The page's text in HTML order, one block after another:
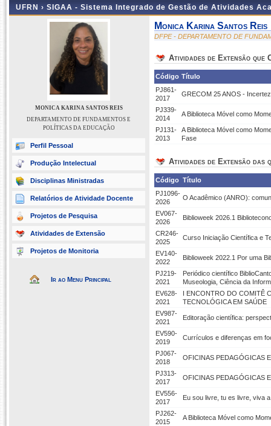
UFRN › SIGAA - Sistema Integrado de Gestão de Atividades
MONICA KARINA SANTOS REIS
DEPARTAMENTO DE FUNDAMENTOS E
POLÍTICAS DA EDUCAÇÃO
Perfil Pessoal
Produção Intelectual
Disciplinas Ministradas
Relatórios de Atividade Docente
Projetos de Pesquisa
Atividades de Extensão
Projetos de Monitoria
Ir ao Menu Principal
Monica Karina Santos Reis
DFPE - DEPARTAMENTO DE
Atividades de Extensão que
Código Título
PJ861-
2017
GRECOM 25 ANOS -
PJ339-
2014
A Biblioteca Móvel como
PJ131-
2013
A Biblioteca Móvel como
Fase
Atividades de Extensão das
Código Título
PJ1096-
2026
O Acadêmico (ANRO):
EV067-
2026
Biblioweek 2026.1
CR246-
2025
Curso Iniciação Científica e
EV140-
2022
Biblioweek 2022.1 Por uma
PJ219-
2021
Periódico científico
Museologia, Ciência da
EV628-
2021
I ENCONTRO DO COMITÊ
TECNOLÓGICA EM SAÚDE
EV987-
2021
Editoração científica:
EV590-
2019
Currículos e diferenças em
PJ067-
2018
OFICINAS PEDAGÓGICAS
PJ313-
2017
OFICINAS PEDAGÓGICAS
EV556-
2017
Eu sou livre, tu es livre, viva
PJ262-
2015
A Biblioteca Móvel como